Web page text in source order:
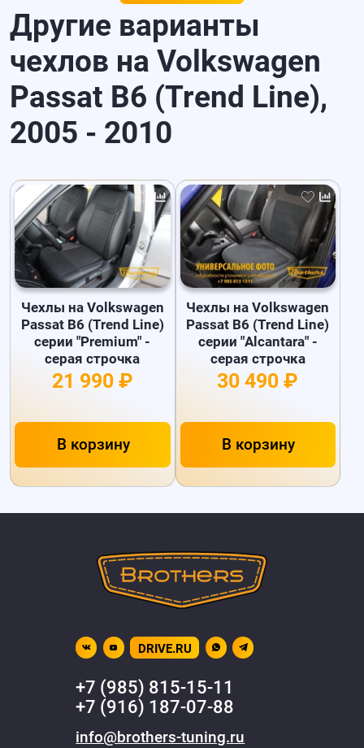
Другие варианты
чехлов на Volkswagen
Passat B6 (Trend Line),
2005 - 2010
Чехлы на Volkswagen
Passat B6 (Trend Line)
серии "Premium" -
серая строчка
21 990 ₽
В корзину
Чехлы на Volkswagen
Passat B6 (Trend Line)
серии "Alcantara" -
серая строчка
30 490 ₽
В корзину
DRIVE.RU
+7 (985) 815-15-11
+7 (916) 187-07-88
info@brothers-tuning.ru